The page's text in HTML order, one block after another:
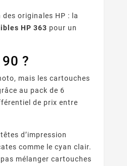
des originales HP : la
HP 363 pour un
?
mais les cartouches
au pack de 6
de prix entre
d’impression
comme le cyan clair.
mélanger cartouches